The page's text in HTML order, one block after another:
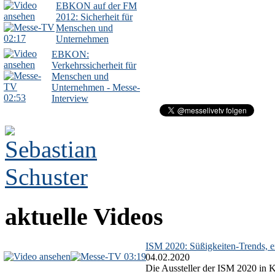
02:17
EBKON auf der FM
2012: Sicherheit für
Menschen und
Unternehmen
02:53
EBKON:
Verkehrssicherheit für
Menschen und
Unternehmen - Messe-
Interview
aktuelle Videos
03:19
ISM 2020: Süßigkeiten-Trends,
04.02.2020
Die Aussteller der ISM 2020 in